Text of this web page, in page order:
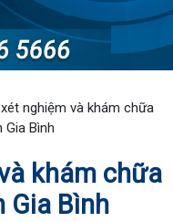
nghiệm và khám chữa
Bình
khám chữa
Gia Bình